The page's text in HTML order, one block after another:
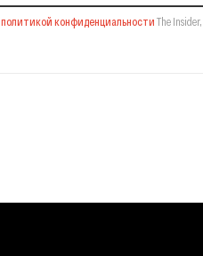
политикой конфиденциальности The Insider,